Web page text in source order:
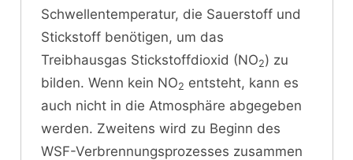
Schwellentemperatur, die Sauerstoff und
Stickstoff benötigen, um das
Treibhausgas Stickstoffdioxid (NO2) zu
bilden. Wenn kein NO2 entsteht, kann es
auch nicht in die Atmosphäre abgegeben
werden. Zweitens wird zu Beginn des
WSF-Verbrennungsprozesses zusammen